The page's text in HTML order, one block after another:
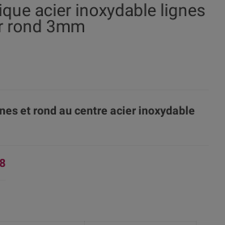
acier inoxydable lignes
rond 3mm
et rond au centre acier inoxydable